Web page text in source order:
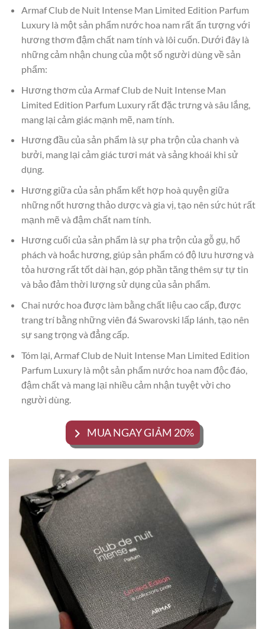
Armaf Club de Nuit Intense Man Limited Edition Parfum
Luxury là một sản phẩm nước hoa nam rất ấn tượng với
hương thơm đậm chất nam tính và lôi cuốn. Dưới đây là
những cảm nhận chung của một số người dùng về sản
phẩm:
Hương thơm của Armaf Club de Nuit Intense Man
Limited Edition Parfum Luxury rất đặc trưng và sâu lắng,
mang lại cảm giác mạnh mẽ, nam tính.
Hương đầu của sản phẩm là sự pha trộn của chanh và
bưởi, mang lại cảm giác tươi mát và sảng khoái khi sử
dụng.
Hương giữa của sản phẩm kết hợp hoà quyện giữa
những nốt hương thảo dược và gia vị, tạo nên sức hút rất
mạnh mẽ và đậm chất nam tính.
Hương cuối của sản phẩm là sự pha trộn của gỗ gụ, hổ
phách và hoắc hương, giúp sản phẩm có độ lưu hương và
tỏa hương rất tốt dài hạn, góp phần tăng thêm sự tự tin
và bảo đảm thời lượng sử dụng của sản phẩm.
Chai nước hoa được làm bằng chất liệu cao cấp, được
trang trí bằng những viên đá Swarovski lấp lánh, tạo nên
sự sang trọng và đẳng cấp.
Tóm lại, Armaf Club de Nuit Intense Man Limited Edition
Parfum Luxury là một sản phẩm nước hoa nam độc đáo,
đậm chất và mang lại nhiều cảm nhận tuyệt vời cho
người dùng.
MUA NGAY GIẢM 20%